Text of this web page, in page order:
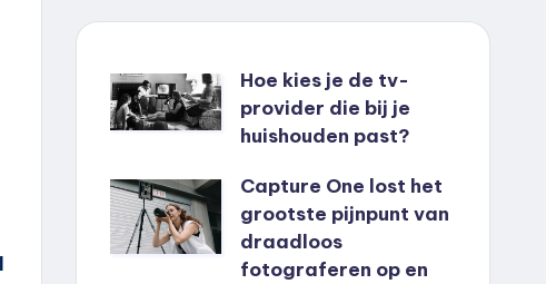
Hoe kies je de tv-
provider die bij je
huishouden past?
Capture One lost het
grootste pijnpunt van
draadloos
fotograferen op en